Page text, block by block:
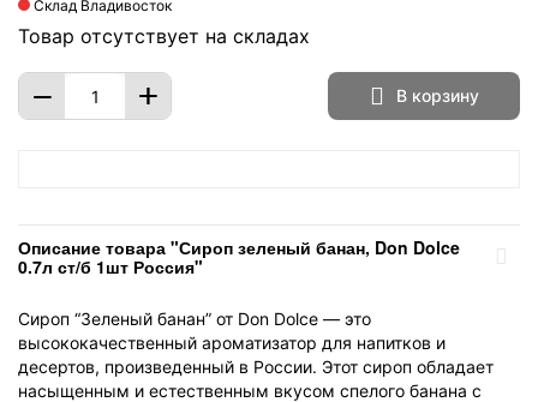
Склад Владивосток
Товар отсутствует на складах
+
− В корзину
Описание товара "Сироп зеленый банан, Don Dolce
0.7л ст/б 1шт Россия"
Сироп “Зеленый банан” от Don Dolce — это
высококачественный ароматизатор для напитков и
десертов, произведенный в России. Этот сироп обладает
насыщенным и естественным вкусом спелого банана с